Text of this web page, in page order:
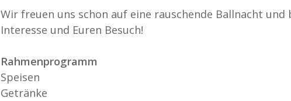
Wir freuen uns schon auf eine rauschende Ballnacht
Interesse und Euren Besuch!
Rahmenprogramm
Speisen
Getränke